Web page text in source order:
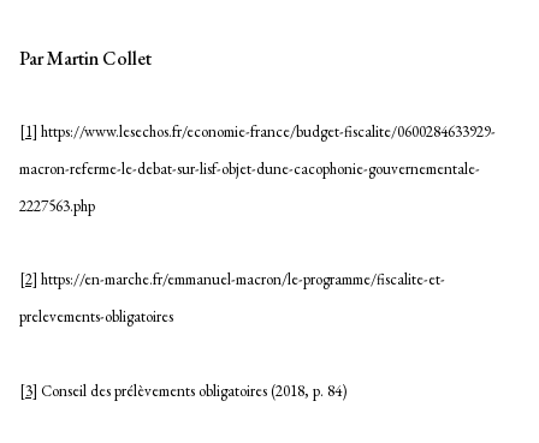
Par Martin Collet
[1] https://www.lesechos.fr/economie-france/budget-fiscalite/0600284633929-
macron-referme-le-debat-sur-lisf-objet-dune-cacophonie-gouvernementale-
2227563.php
[2] https://en-marche.fr/emmanuel-macron/le-programme/fiscalite-et-
prelevements-obligatoires
[3] Conseil des prélèvements obligatoires (2018, p. 84)